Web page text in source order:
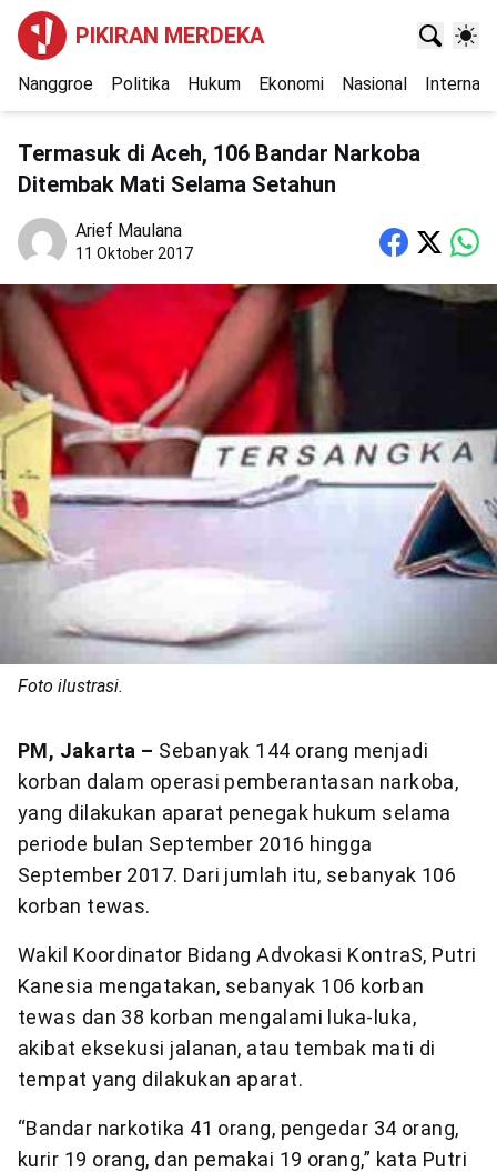
PIKIRAN MERDEKA
Nanggroe Politika Hukum Ekonomi Nasional
Termasuk di Aceh, 106 Bandar Narkoba
Ditembak Mati Selama Setahun
Arief Maulana
11 Oktober 2017
Foto ilustrasi.
PM, Jakarta – Sebanyak 144 orang menjadi
korban dalam operasi pemberantasan narkoba,
yang dilakukan aparat penegak hukum selama
periode bulan September 2016 hingga
September 2017. Dari jumlah itu, sebanyak 106
korban tewas.
Wakil Koordinator Bidang Advokasi KontraS, Putri
Kanesia mengatakan, sebanyak 106 korban
tewas dan 38 korban mengalami luka-luka,
akibat eksekusi jalanan, atau tembak mati di
tempat yang dilakukan aparat.
“Bandar narkotika 41 orang, pengedar 34 orang,
kurir 19 orang, dan pemakai 19 orang,” kata Putri